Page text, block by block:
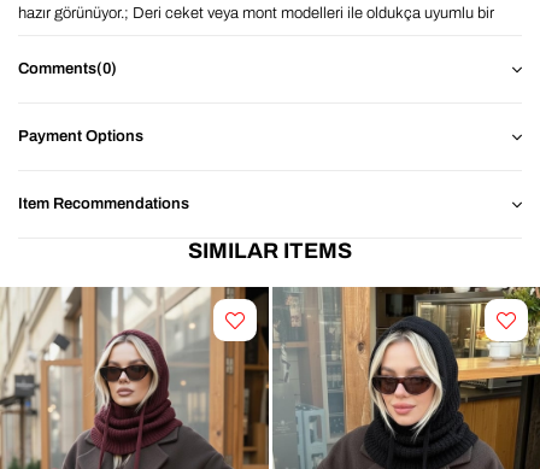
hazır görünüyor.; Deri ceket veya mont modelleri ile oldukça uyumlu bir
Renklerde monitör ve ekran kaynaklı 1-2 ton farklılıklar olabilmektedir.
firmamiza aittir.Renklerde monitör ve ekran kaynaklı 1-2 ton farklılıklar
Comments(0)
Payment Options
Item Recommendations
SIMILAR ITEMS